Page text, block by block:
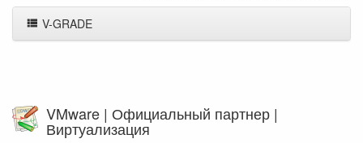
V-GRADE
VMware | Официальный партнер |
Виртуализация